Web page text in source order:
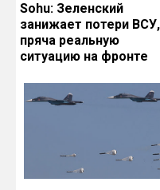
Sohu: Зеленский
занижает потери ВСУ,
пряча реальную
ситуацию на фронте